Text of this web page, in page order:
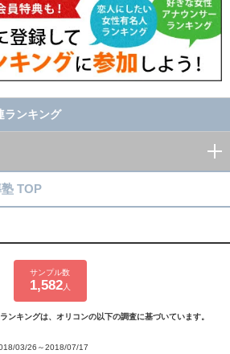
ランキング
TOP
サンプル数
1,582人
ンキングは、オリコンの以下の調査に基づいています。
03/26～2018/07/17